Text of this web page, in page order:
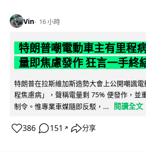
Vin 16 小時
特朗普嘲電動車主有里程
量即焦慮發作 狂言一手終
特朗普在拉斯維加斯造勢大會上公開嘲諷
程焦慮病」，聲稱電量剩 75% 便發作，並
制令。惟專業車媒隨即反駁，...
閱讀全文
386 151 ↗ 分享